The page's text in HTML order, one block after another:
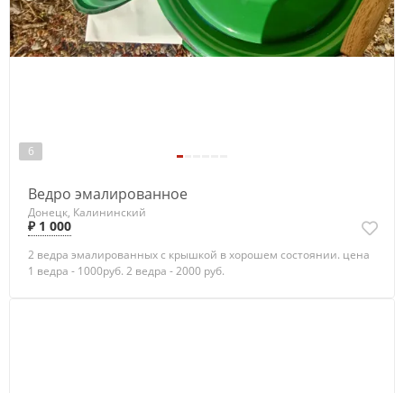
6
Ведро эмалированное
Донецк, Калининский
₽ 1 000
2 ведра эмалированных с крышкой в хорошем состоянии. цена
1 ведра - 1000руб. 2 ведра - 2000 руб.